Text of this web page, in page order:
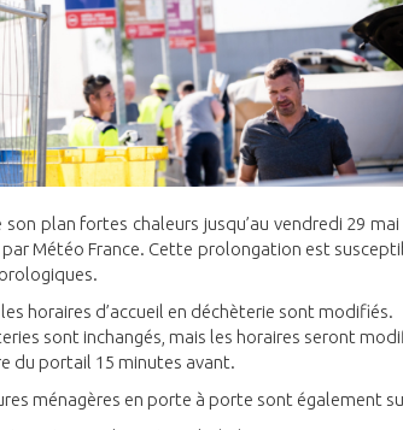
plan fortes chaleurs jusqu’au vendredi 29
Météo France. Cette prolongation est
horaires d’accueil en déchèterie sont modifiés.
sont inchangés, mais les horaires seront
du portail 15 minutes avant.
ménagères en porte à porte sont également